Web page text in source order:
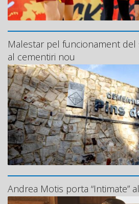
Malestar pel funcionament del
al cementiri nou
Andrea Motis porta “Intimate”